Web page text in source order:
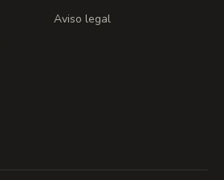
Aviso legal